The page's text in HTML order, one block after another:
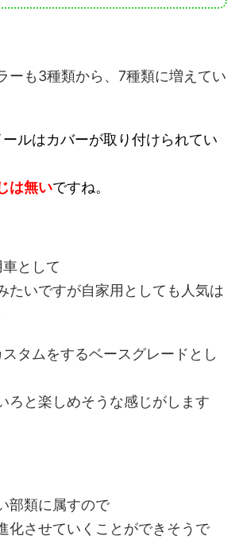
ーも3種類から、7種類に増えてい
ルはカバーが取り付けられてい
は無いですね。
として
たいですが自家用としても人気は
タムをするベースグレードとし
ろと楽しめそうな感じがします
部類に属すので
化させていくことができそうで